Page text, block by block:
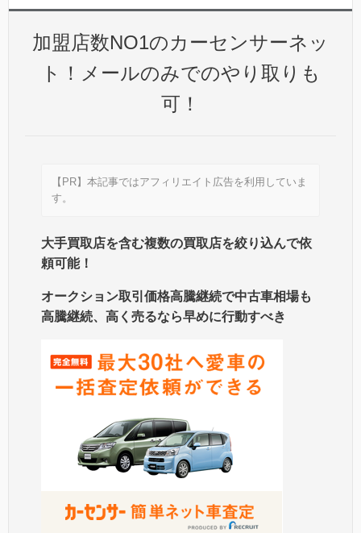
加盟店数NO1のカーセンサーネッ
ト！メールのみでのやり取りも
可！
【PR】本記事ではアフィリエイト広告を利用していま
す。
大手買取店を含む複数の買取店を絞り込んで依
頼可能！
オークション取引価格高騰継続で中古車相場も
高騰継続、高く売るなら早めに行動すべき